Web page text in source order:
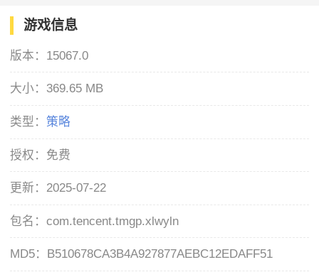
游戏信息
版本： 15067.0
大小： 369.65 MB
类型：策略
授权： 免费
更新： 2025-07-22
包名：com.tencent.tmgp.xlwyln
MD5： B510678CA3B4A927877AEBC12EDAFF51